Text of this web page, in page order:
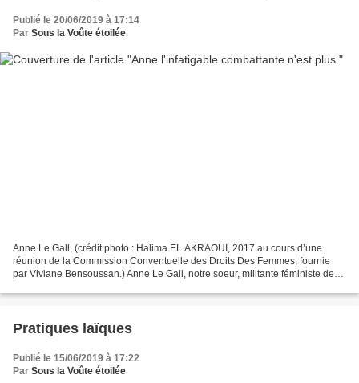
Publié le 20/06/2019 à 17:14
Par Sous la Voûte étoilée
Anne Le Gall, (crédit photo : Halima EL AKRAOUI, 2017 au cours d’une
réunion de la Commission Conventuelle des Droits Des Femmes, fournie
par Viviane Bensoussan.) Anne Le Gall, notre soeur, militante féministe de
Pratiques laïques
Publié le 15/06/2019 à 17:22
Par Sous la Voûte étoilée